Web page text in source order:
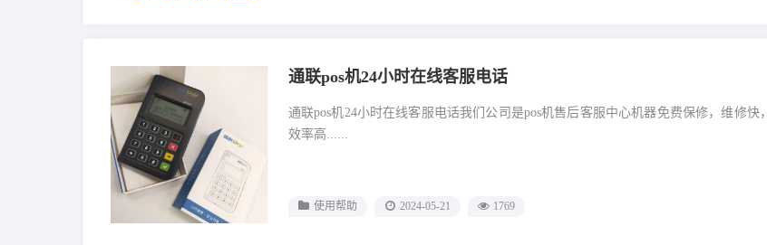
通联pos机24小时在线客服电话
通联pos机24小时在线客服电话我们公司是pos机售后客服中心机器免费保修，维修快，
效率高......
使用帮助 2024-05-21 1769